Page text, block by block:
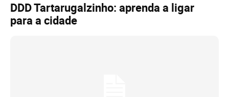
DDD Tartarugalzinho: aprenda a ligar
para a cidade